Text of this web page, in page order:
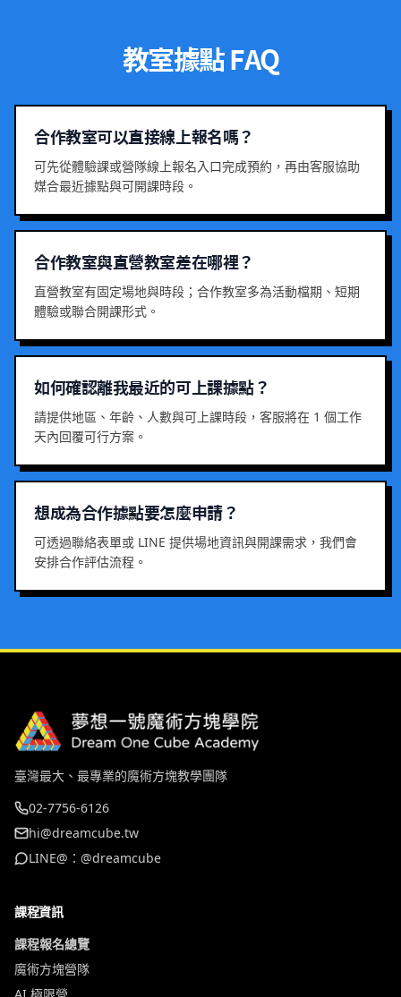
教室據點 FAQ
合作教室可以直接線上報名嗎？
可先從體驗課或營隊線上報名入口完成預約，再由客服協助
媒合最近據點與可開課時段。
合作教室與直營教室差在哪裡？
直營教室有固定場地與時段；合作教室多為活動檔期、短期
體驗或聯合開課形式。
如何確認離我最近的可上課據點？
請提供地區、年齡、人數與可上課時段，客服將在 1 個工作
天內回覆可行方案。
想成為合作據點要怎麼申請？
可透過聯絡表單或 LINE 提供場地資訊與開課需求，我們會
安排合作評估流程。
臺灣最大、最專業的魔術方塊教學團隊
02-7756-6126
hi@dreamcube.tw
LINE@：@dreamcube
課程資訊
課程報名總覽
魔術方塊營隊